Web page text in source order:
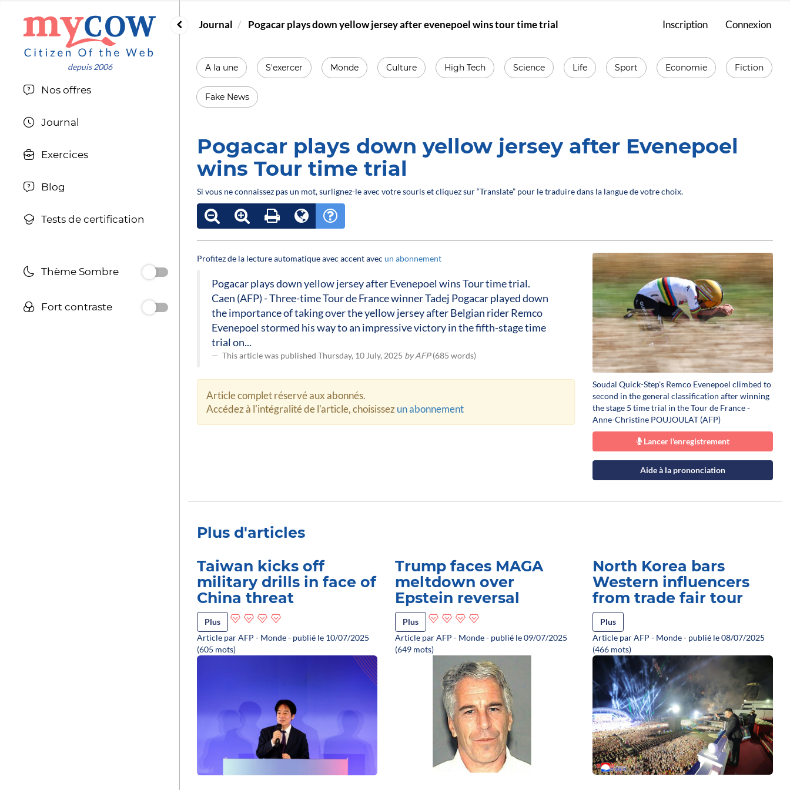
Nos offres
Journal
Exercices
Blog
Tests de certification
Thème Sombre
Fort contraste
Journal Pogacar plays down yellow jersey after evenepoel wins tour time trial Inscription Connexion
A la une S'exercer Monde Culture High Tech Science Life Sport Economie Fiction
Fake News
Pogacar plays down yellow jersey after Evenepoel
wins Tour time trial
Si vous ne connaissez pas un mot, surlignez-le avec votre souris et cliquez sur “Translate” pour le traduire dans la langue de votre choix.
Profitez de la lecture automatique avec accent avecun abonnement
Pogacar plays down yellow jersey after Evenepoel wins Tour time trial.
Caen (AFP) - Three-time Tour de France winner Tadej Pogacar played down
the importance of taking over the yellow jersey after Belgian rider Remco
Evenepoel stormed his way to an impressive victory in the fifth-stage time
trial on...
This article was published Thursday, 10 July, 2025 by AFP(685 words)
Article complet réservé aux abonnés.
Accédez à l'intégralité de l'article, choisissezun abonnement
Soudal Quick-Step's Remco Evenepoel climbed to
second in the general classification after winning
the stage 5 time trial in the Tour de France -
Anne-Christine POUJOULAT (AFP)
Lancer l'enregistrement
Aide à la prononciation
Plus d'articles
Taiwan kicks off
military drills in face of
China threat
Plus
Article par AFP - Monde - publié le 10/07/2025
(605 mots)
Trump faces MAGA
meltdown over
Epstein reversal
Plus
Article par AFP - Monde - publié le 09/07/2025
(649 mots)
North Korea bars
Western influencers
from trade fair tour
Plus
Article par AFP - Monde - publié le 08/07/2025
(466 mots)